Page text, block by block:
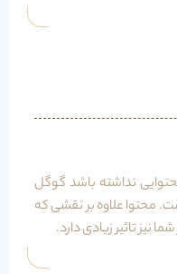
نداشته باشد گوگل
محتوا علاوه بر نقشی که
نیز تاثیر زیادی دارد.